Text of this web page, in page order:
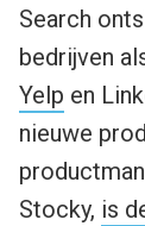
Search
bedrijven
Yelp en
nieuwe
Stocky, is